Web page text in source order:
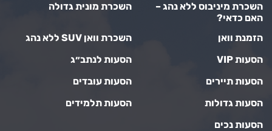
השכרת מיניבוס ללא נהג –
האם כדאי?
השכרת מונית גדולה
הזמנת וואן
השכרת וואן SUV ללא נהג
הסעות VIP
הסעות לנתב״ג
הסעות תיירים
הסעות עובדים
הסעות גדולות
הסעות תלמידים
הסעות נכים